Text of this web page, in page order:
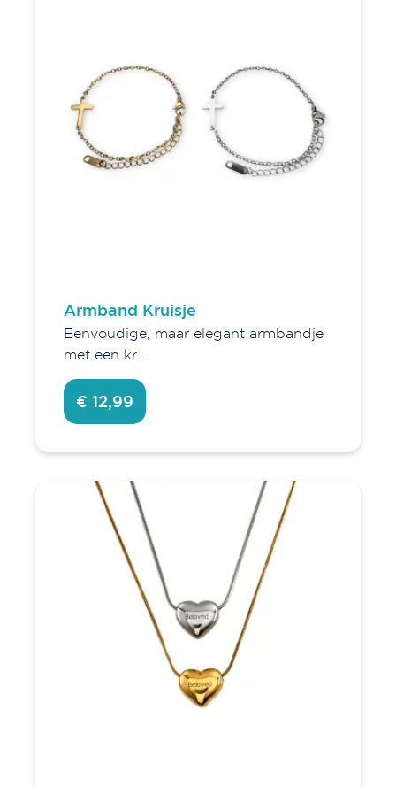
Armband Kruisje
Eenvoudige, maar elegant armbandje
met een kr…
€ 12,99